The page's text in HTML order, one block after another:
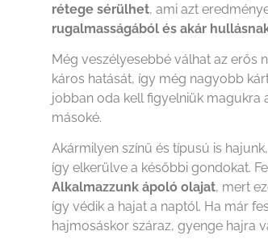
rétege sérülhet, ami azt
rugalmasságából és akár
Még veszélyesebbé válhat az erős
káros hatását, így még nagyobb
jobban oda kell figyelniük magukra
másoké.
Akármilyen színű és típusú is hajunk,
így elkerülve a későbbi gondokat.
Alkalmazzunk ápoló olajat, mert
így védik a hajat a naptól. Ha már
hajmosáskor száraz, gyenge hajra